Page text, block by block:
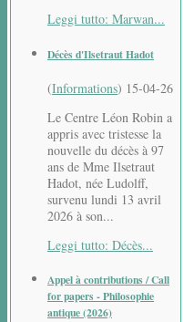
Leggi tutto: Marwan...
Décès d'Ilsetraut Hadot
(Informations) 15-04-26
Le Centre Léon Robin a
appris avec tristesse la
nouvelle du décès à 97
ans de Mme Ilsetraut
Hadot, née Ludolff,
survenu lundi 13 avril
2026 à son...
Leggi tutto: Décès...
Appel à contributions / Call
for papers - Philosophie
antique (2026)